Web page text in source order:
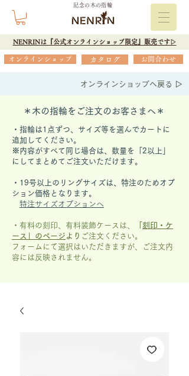
記念の木の指輪
NENRINは『公式オンラインショップ限定』販売です▷
オンラインショップ カタログ お問合わせ
オンラインショップへ戻る ▷
＊木の指輪をご注文のお客さまへ＊
・指輪は1点ずつ、サイズ等を選んでカートに
追加してください。
※内容がすべて同じ場合は、数量を「2以上」
にしてまとめてご注文いただけます。
​・19号以上のリングサイズは、特注のためオプ
ション価格となります。
特注サイズオプションへ
・有料の刻印、有料装飾ケースは、
刻印・ケ
ース」のページ より ご注文ください。
フォームにて選択はいただきますが、
ご注文内
容には反映されません。